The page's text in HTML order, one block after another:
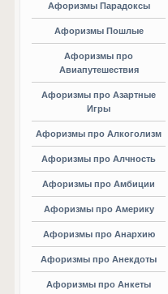
Афоризмы Парадоксы
Афоризмы Пошлые
Афоризмы про
Авиапутешествия
Афоризмы про Азартные
Игры
Афоризмы про Алкоголизм
Афоризмы про Алчность
Афоризмы про Амбиции
Афоризмы про Америку
Афоризмы про Анархию
Афоризмы про Анекдоты
Афоризмы про Анкеты